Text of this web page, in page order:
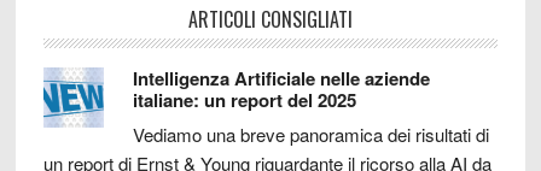
ARTICOLI CONSIGLIATI
Intelligenza Artificiale nelle aziende
italiane: un report del 2025
Vediamo una breve panoramica dei risultati di
un report di Ernst & Young riguardante il ricorso alla AI da